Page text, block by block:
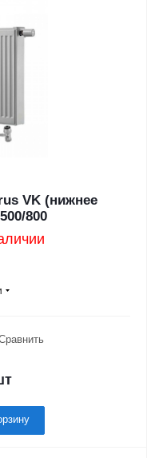
VK (нижнее
800